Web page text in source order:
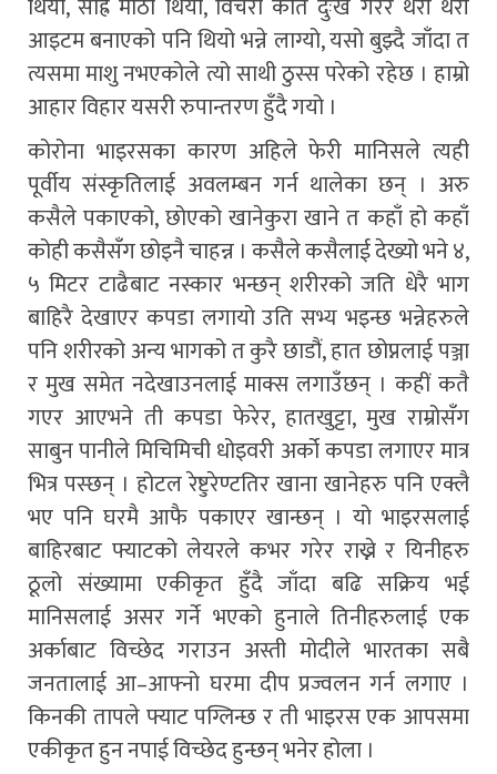
थियो, साह्रै मीठो थियो, विचरा कति दुःख गरेर थरी थरी
आइटम बनाएको पनि थियो भन्ने लाग्यो, यसो बुझ्दै जाँदा त
त्यसमा माशु नभएकोले त्यो साथी ठुस्स परेको रहेछ । हाम्रो
आहार विहार यसरी रुपान्तरण हुँदै गयो ।
कोरोना भाइरसका कारण अहिले फेरी मानिसले त्यही
पूर्वीय संस्कृतिलाई अवलम्बन गर्न थालेका छन् । अरु
कसैले पकाएको, छोएको खानेकुरा खाने त कहाँ हो कहाँ
कोही कसैसँग छोइनै चाहन्न । कसैले कसैलाई देख्यो भने ४,
५ मिटर टाढैबाट नस्कार भन्छन् शरीरको जति धेरै भाग
बाहिरै देखाएर कपडा लगायो उति सभ्य भइन्छ भन्नेहरुले
पनि शरीरको अन्य भागको त कुरै छाडौं, हात छोप्नलाई पञ्जा
र मुख समेत नदेखाउनलाई माक्स लगाउँछन् । कहीं कतै
गएर आएभने ती कपडा फेरेर, हातखुट्टा, मुख राम्रोसँग
साबुन पानीले मिचिमिची धोइवरी अर्को कपडा लगाएर मात्र
भित्र पस्छन् । होटल रेष्टुरेण्टतिर खाना खानेहरु पनि एक्लै
भए पनि घरमै आफै पकाएर खान्छन् । यो भाइरसलाई
बाहिरबाट फ्याटको लेयरले कभर गरेर राख्ने र यिनीहरु
ठूलो संख्यामा एकीकृत हुँदै जाँदा बढि सक्रिय भई
मानिसलाई असर गर्ने भएको हुनाले तिनीहरुलाई एक
अर्काबाट विच्छेद गराउन अस्ती मोदीले भारतका सबै
जनतालाई आ–आफ्नो घरमा दीप प्रज्वलन गर्न लगाए ।
किनकी तापले फ्याट पग्लिन्छ र ती भाइरस एक आपसमा
एकीकृत हुन नपाई विच्छेद हुन्छन् भनेर होला ।